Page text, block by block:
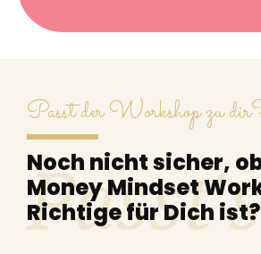
Passt der Workshop zu
Noch nicht sicher,
Money Mindset
Richtige für Dich ist?